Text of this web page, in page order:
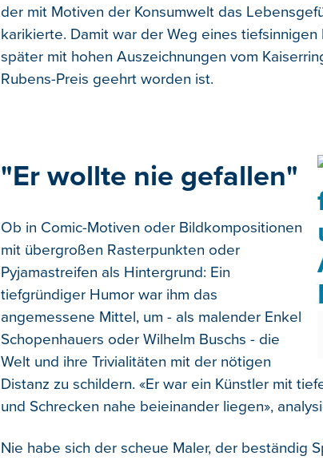
der mit Motiven der Konsumwelt das
karikierte. Damit war der Weg eines
später mit hohen Auszeichnungen vom
Rubens-Preis geehrt worden ist.
"Er wollte nie gefallen"
Ob in Comic-Motiven oder Bildkompositionen
mit übergroßen Rasterpunkten oder
Pyjamastreifen als Hintergrund: Ein
tiefgründiger Humor war ihm das
angemessene Mittel, um - als malender Enkel
Schopenhauers oder Wilhelm Buschs - die
Welt und ihre Trivialitäten mit der nötigen
Distanz zu schildern. «Er war ein Künstler mit
und Schrecken nahe beieinander liegen»,
Nie habe sich der scheue Maler, der beständig